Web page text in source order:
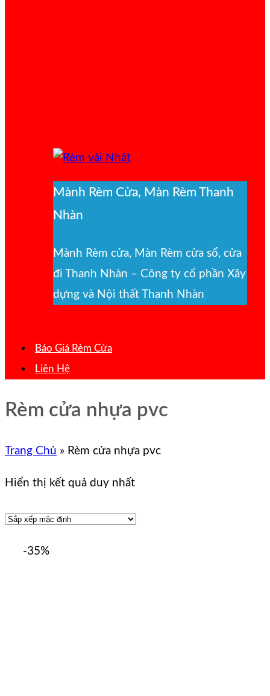
Mành Rèm Cửa, Màn Rèm Thanh
Nhàn
Mành Rèm cửa, Màn Rèm cửa sổ, cửa
đi Thanh Nhàn – Công ty cổ phần Xây
dựng và Nội thất Thanh Nhàn
Báo Giá Rèm Cửa
Liên Hệ
Rèm cửa nhựa pvc
Trang Chủ » Rèm cửa nhựa pvc
Hiển thị kết quả duy nhất
-35%